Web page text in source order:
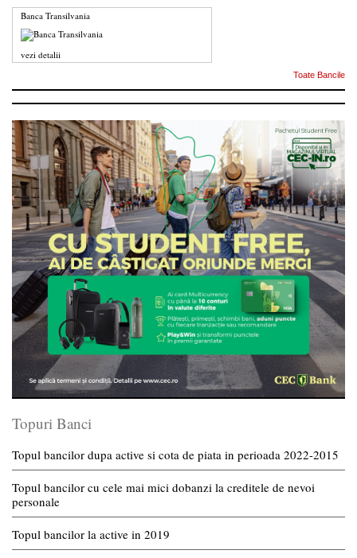
Banca Transilvania
vezi detalii
Toate Bancile
Topuri Banci
Topul bancilor dupa active si cota de piata in perioada 2022-2015
Topul bancilor cu cele mai mici dobanzi la creditele de nevoi
personale
Topul bancilor la active in 2019